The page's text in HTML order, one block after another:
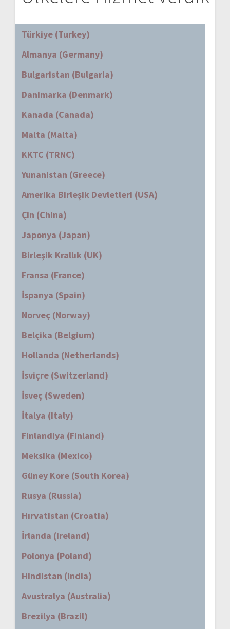
Türkiye (Turkey)
Almanya (Germany)
Bulgaristan (Bulgaria)
Danimarka (Denmark)
Kanada (Canada)
Malta (Malta)
KKTC (TRNC)
Yunanistan (Greece)
Amerika Birleşik Devletleri (USA)
Çin (China)
Japonya (Japan)
Birleşik Krallık (UK)
Fransa (France)
İspanya (Spain)
Norveç (Norway)
Belçika (Belgium)
Hollanda (Netherlands)
İsviçre (Switzerland)
İsveç (Sweden)
İtalya (Italy)
Finlandiya (Finland)
Meksika (Mexico)
Güney Kore (South Korea)
Rusya (Russia)
Hırvatistan (Croatia)
İrlanda (Ireland)
Polonya (Poland)
Hindistan (India)
Avustralya (Australia)
Brezilya (Brazil)